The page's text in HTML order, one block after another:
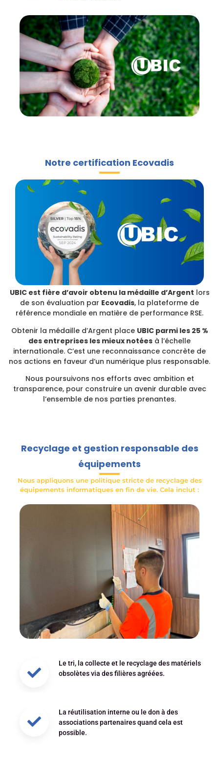
Notre certification Ecovadis
UBIC est fière d’avoir obtenu la médaille d’Argent lors
de son évaluation par Ecovadis, la plateforme de
référence mondiale en matière de performance RSE.
Obtenir la médaille d’Argent place UBIC parmi les 25 %
des entreprises les mieux notées à l’échelle
internationale. C’est une reconnaissance concrète de
nos actions en faveur d’un numérique plus responsable.
Nous poursuivons nos efforts avec ambition et
transparence, pour construire un avenir durable avec
l’ensemble de nos parties prenantes.
Recyclage et gestion responsable des
équipements
Nous appliquons une politique stricte de recyclage des
équipements informatiques en fin de vie. Cela inclut :
Le tri, la collecte et le recyclage des matériels
obsolètes via des filières agréées.
La réutilisation interne ou le don à des
associations partenaires quand cela est
possible.